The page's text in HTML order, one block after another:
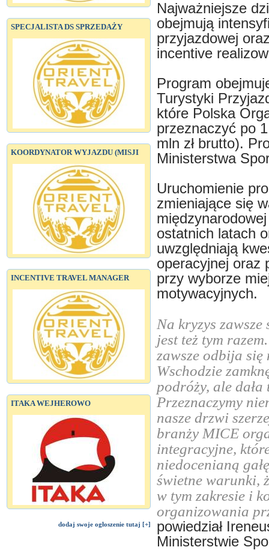
SPECJALISTA DS SPRZEDAŻY
KOORDYNATOR WYJAZDU (MISJI
INCENTIVE TRAVEL MANAGER
ITAKA WEJHEROWO
dodaj swoje ogłoszenie tutaj [+]
Najważniejsze
obejmują
przyjazdowej
incentive
Program
Turystyki
które Polska
przeznaczyć po
mln zł brutto).
Ministerstwa
Uruchomienie
zmieniające się
ostatnich latach
uwzględniają
operacyjnej oraz
przy wyborze
motywacyjnych.
Na kryzys
jest też tym
zawsze odbija
Wschodzie
podróży, ale dała
Przeznaczymy
nasze drzwi
branży MICE
integracyjne,
niedocenianą
świetne warunki,
w tym zakresie i
organizowania
powiedział
Ministerstwie